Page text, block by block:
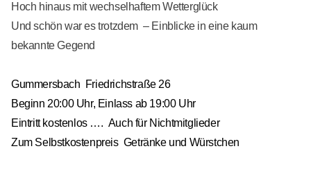
Hoch hinaus mit wechselhaftem Wetterglück
Und schön war es trotzdem – Einblicke in eine kaum
bekannte Gegend
Gummersbach Friedrichstraße 26
Beginn 20:00 Uhr, Einlass ab 19:00 Uhr
Eintritt kostenlos …. Auch für Nichtmitglieder
Zum Selbstkostenpreis Getränke und Würstchen